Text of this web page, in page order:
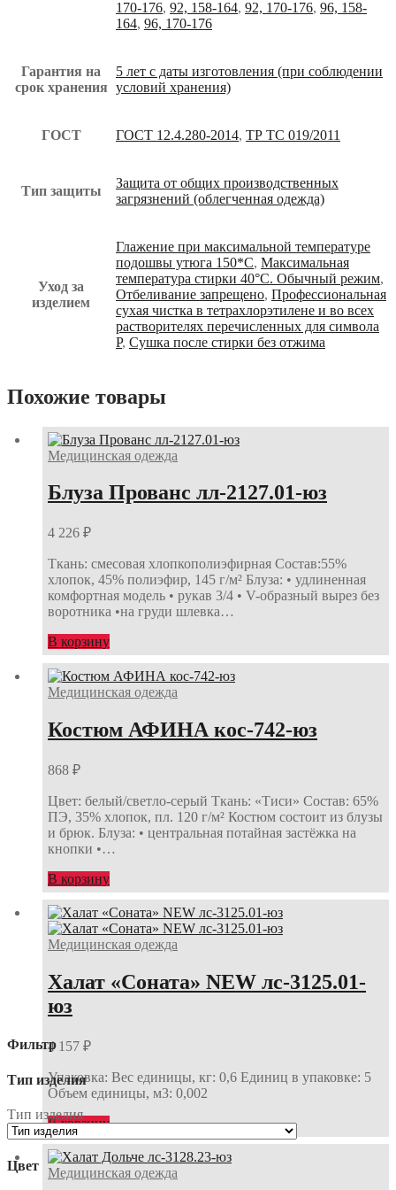
170-176, 92, 158-164, 92, 170-176, 96, 158-
164, 96, 170-176
Гарантия на
срок хранения
5 лет с даты изготовления (при соблюдении
условий хранения)
ГОСТ ГОСТ 12.4.280-2014, ТР ТС 019/2011
Тип защиты
Защита от общих производственных
загрязнений (облегченная одежда)
Уход за
изделием
Глажение при максимальной температуре
подошвы утюга 150*С, Максимальная
температура стирки 40°С. Обычный режим,
Отбеливание запрещено, Профессиональная
сухая чистка в тетрахлорэтилене и во всех
растворителях перечисленных для символа
Р, Сушка после стирки без отжима
Похожие товары
Медицинская одежда
Блуза Прованс лл-2127.01-юз
4 226 ₽
Ткань: смесовая хлопкополиэфирная Состав:55%
хлопок, 45% полиэфир, 145 г/м² Блуза: • удлиненная
комфортная модель • рукав 3/4 • V-образный вырез без
воротника •на груди шлевка…
В корзину
Медицинская одежда
Костюм АФИНА кос-742-юз
868 ₽
Цвет: белый/светло-серый Ткань: «Тиси» Состав: 65%
ПЭ, 35% хлопок, пл. 120 г/м² Костюм состоит из блузы
и брюк. Блуза: • центральная потайная застёжка на
кнопки •…
В корзину
Медицинская одежда
Халат «Соната» NEW лс-3125.01-
юз
4 157 ₽
Упаковка: Вес единицы, кг: 0,6 Единиц в упаковке: 5
Объем единицы, м3: 0,002
В корзину
Медицинская одежда
Фильтр
Тип изделия
Тип изделия
Цвет